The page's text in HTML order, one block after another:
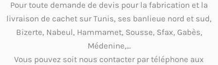
Pour toute demande de devis pour la fabrication et la
livraison de cachet sur Tunis, ses banlieue nord et sud,
Bizerte, Nabeul, Hammamet, Sousse, Sfax, Gabès,
Médenine,...
Vous pouvez soit nous contacter par téléphone aux